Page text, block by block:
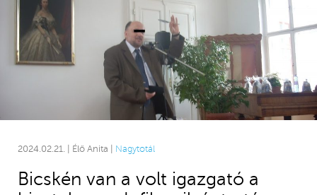
2024.02.21. | Élő Anita | Nagytotál
Bicskén van a volt igazgató a